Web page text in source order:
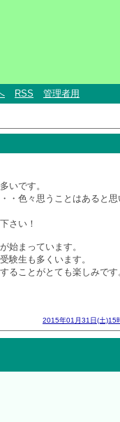
RSS 管理者用
いです。
・色々思うことはあると
さい！
始まっています。
験生も多くいます。
ることがとても楽しみです
2015年01月31日(土)15